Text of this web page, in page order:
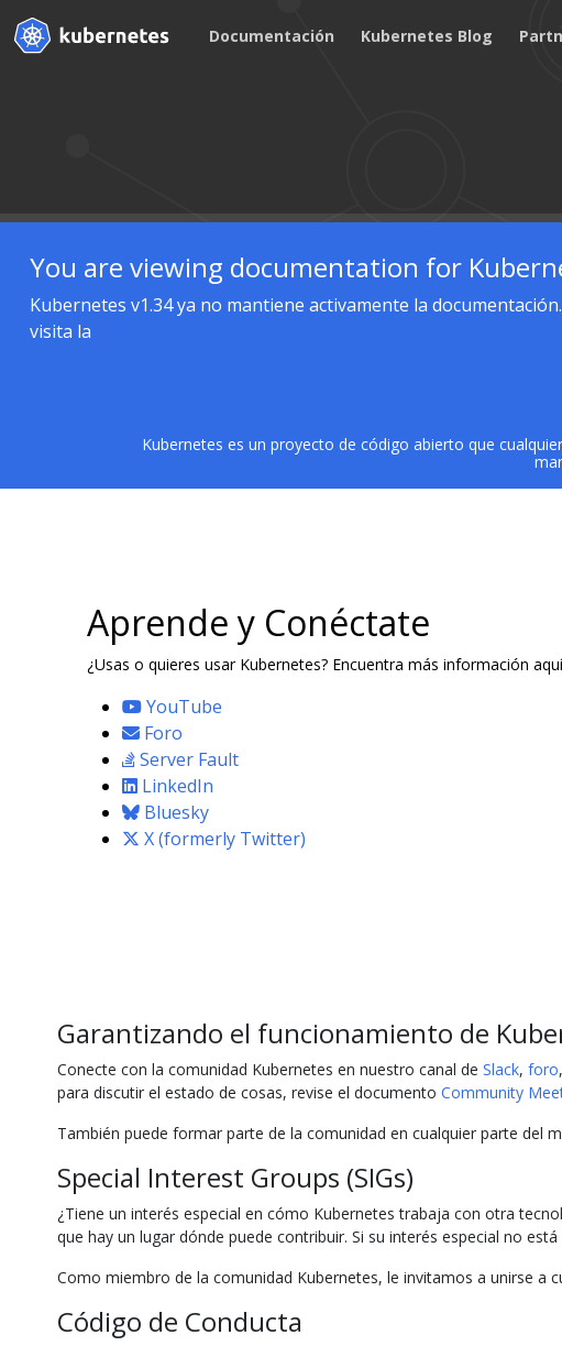
Documentación Kubernetes Blog
You are viewing documentation for
Kubernetes v1.34 ya no mantiene activamente la
visita la
Kubernetes es un proyecto de código abierto que
Aprende y Conéctate
¿Usas o quieres usar Kubernetes? Encuentra más información
YouTube
Foro
Server Fault
LinkedIn
Bluesky
X (formerly Twitter)
Garantizando el funcionamiento de
Conecte con la comunidad Kubernetes en nuestro canal de Slack, foro
para discutir el estado de cosas, revise el documento Community
También puede formar parte de la comunidad en cualquier parte del
Special Interest Groups (SIGs)
¿Tiene un interés especial en cómo Kubernetes trabaja con otra
que hay un lugar dónde puede contribuir. Si su interés especial no
Como miembro de la comunidad Kubernetes, le invitamos a unirse a
Código de Conducta